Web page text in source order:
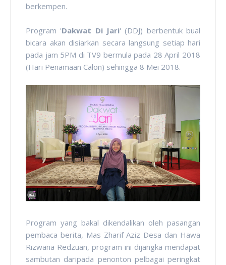
berkempen.
Program 'Dakwat Di Jari' (DDJ) berbentuk bual
bicara akan disiarkan secara langsung setiap hari
pada jam 5PM di TV9 bermula pada 28 April 2018
(Hari Penamaan Calon) sehingga 8 Mei 2018.
Program yang bakal dikendalikan oleh pasangan
pembaca berita, Mas Zharif Aziz Desa dan Hawa
Rizwana Redzuan, program ini dijangka mendapat
sambutan daripada penonton pelbagai peringkat